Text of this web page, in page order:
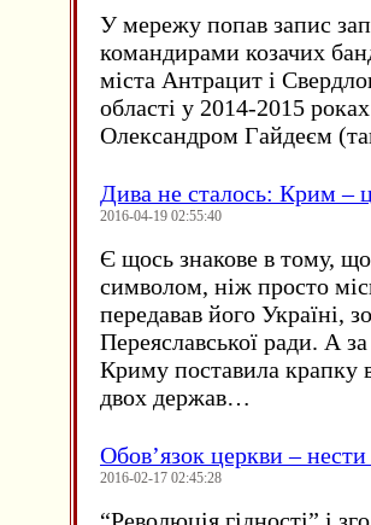
У мережу попав запис
командирами козачих
міста Антрацит і
області у 2014-2015
Олександром Гайдеєм
Дива не сталось: Крим –
2016-04-19 02:55:40
Є щось знакове в тому, що
символом, ніж просто
передавав його Україні,
Переяславської ради. А
Криму поставила крапку
двох держав…
Обов’язок церкви –
2016-02-17 02:45:28